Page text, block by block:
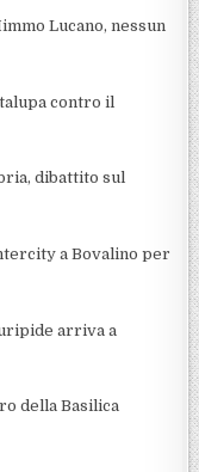
Lucano, nessun
contro il
dibattito sul
a Bovalino per
arriva a
della Basilica